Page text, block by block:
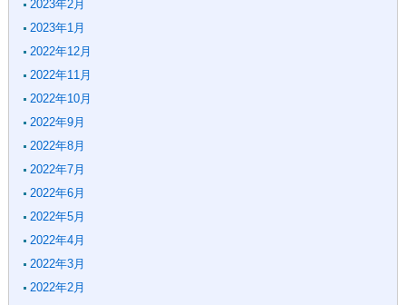
2023年2月
2023年1月
2022年12月
2022年11月
2022年10月
2022年9月
2022年8月
2022年7月
2022年6月
2022年5月
2022年4月
2022年3月
2022年2月